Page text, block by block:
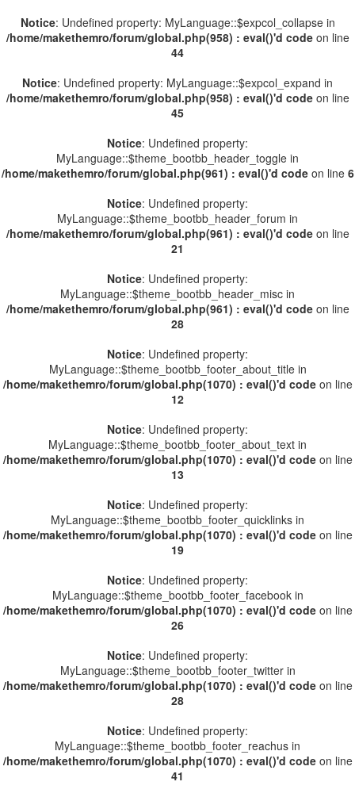
Notice: Undefined property: MyLanguage::$expcol_collapse in
/home/makethemro/forum/global.php(958) : eval()'d codeon line
44
Notice: Undefined property: MyLanguage::$expcol_expand in
/home/makethemro/forum/global.php(958) : eval()'d codeon line
45
Notice: Undefined property:
MyLanguage::$theme_bootbb_header_toggle in
/home/makethemro/forum/global.php(961) : eval()'d codeon line 6
Notice: Undefined property:
MyLanguage::$theme_bootbb_header_forum in
/home/makethemro/forum/global.php(961) : eval()'d codeon line
21
Notice: Undefined property:
MyLanguage::$theme_bootbb_header_misc in
/home/makethemro/forum/global.php(961) : eval()'d codeon line
28
Notice: Undefined property:
MyLanguage::$theme_bootbb_footer_about_title in
/home/makethemro/forum/global.php(1070) : eval()'d codeon line
12
Notice: Undefined property:
MyLanguage::$theme_bootbb_footer_about_text in
/home/makethemro/forum/global.php(1070) : eval()'d codeon line
13
Notice: Undefined property:
MyLanguage::$theme_bootbb_footer_quicklinks in
/home/makethemro/forum/global.php(1070) : eval()'d codeon line
19
Notice: Undefined property:
MyLanguage::$theme_bootbb_footer_facebook in
/home/makethemro/forum/global.php(1070) : eval()'d codeon line
26
Notice: Undefined property:
MyLanguage::$theme_bootbb_footer_twitter in
/home/makethemro/forum/global.php(1070) : eval()'d codeon line
28
Notice: Undefined property:
MyLanguage::$theme_bootbb_footer_reachus in
/home/makethemro/forum/global.php(1070) : eval()'d codeon line
41